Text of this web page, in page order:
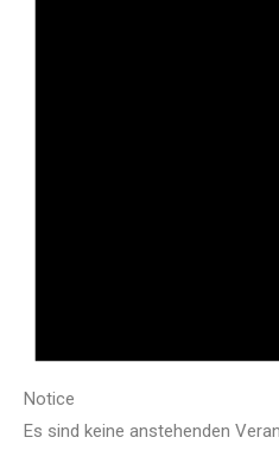
Notice
Es sind keine anstehenden